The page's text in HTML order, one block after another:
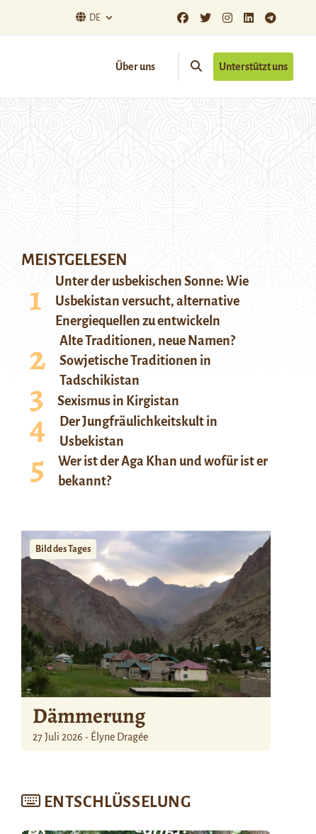
DE
Über uns Unterstützt uns
MEISTGELESEN
Unter der usbekischen Sonne: Wie
Usbekistan versucht, alternative
Energiequellen zu entwickeln
Alte Traditionen, neue Namen?
Sowjetische Traditionen in
Tadschikistan
Sexismus in Kirgistan
Der Jungfräulichkeitskult in
Usbekistan
Wer ist der Aga Khan und wofür ist er
bekannt?
Bild des Tages
Dämmerung
27 Juli 2026 - Élyne Dragée
ENTSCHLÜSSELUNG